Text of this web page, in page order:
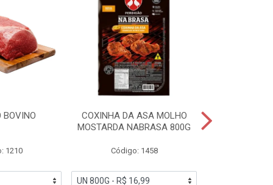
BOVINO
1210
COXINHA DA ASA MOLHO
MOSTARDA NABRASA 800G
Código: 1458